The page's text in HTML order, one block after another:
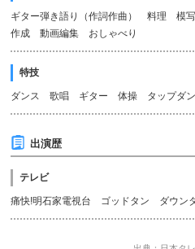
ギター弾き語り（作詞作曲） 料理 模
作成 動画編集 おしゃべり
特技
ダンス 歌唱 ギター 体操 タップダ
出演歴
テレビ
痛快!明石家電視台 ゴッドタン ダウン